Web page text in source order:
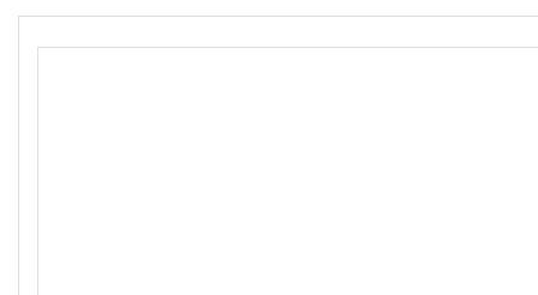
Аккумуляторы, зарядные устройства
Щётки, щёточные узлы